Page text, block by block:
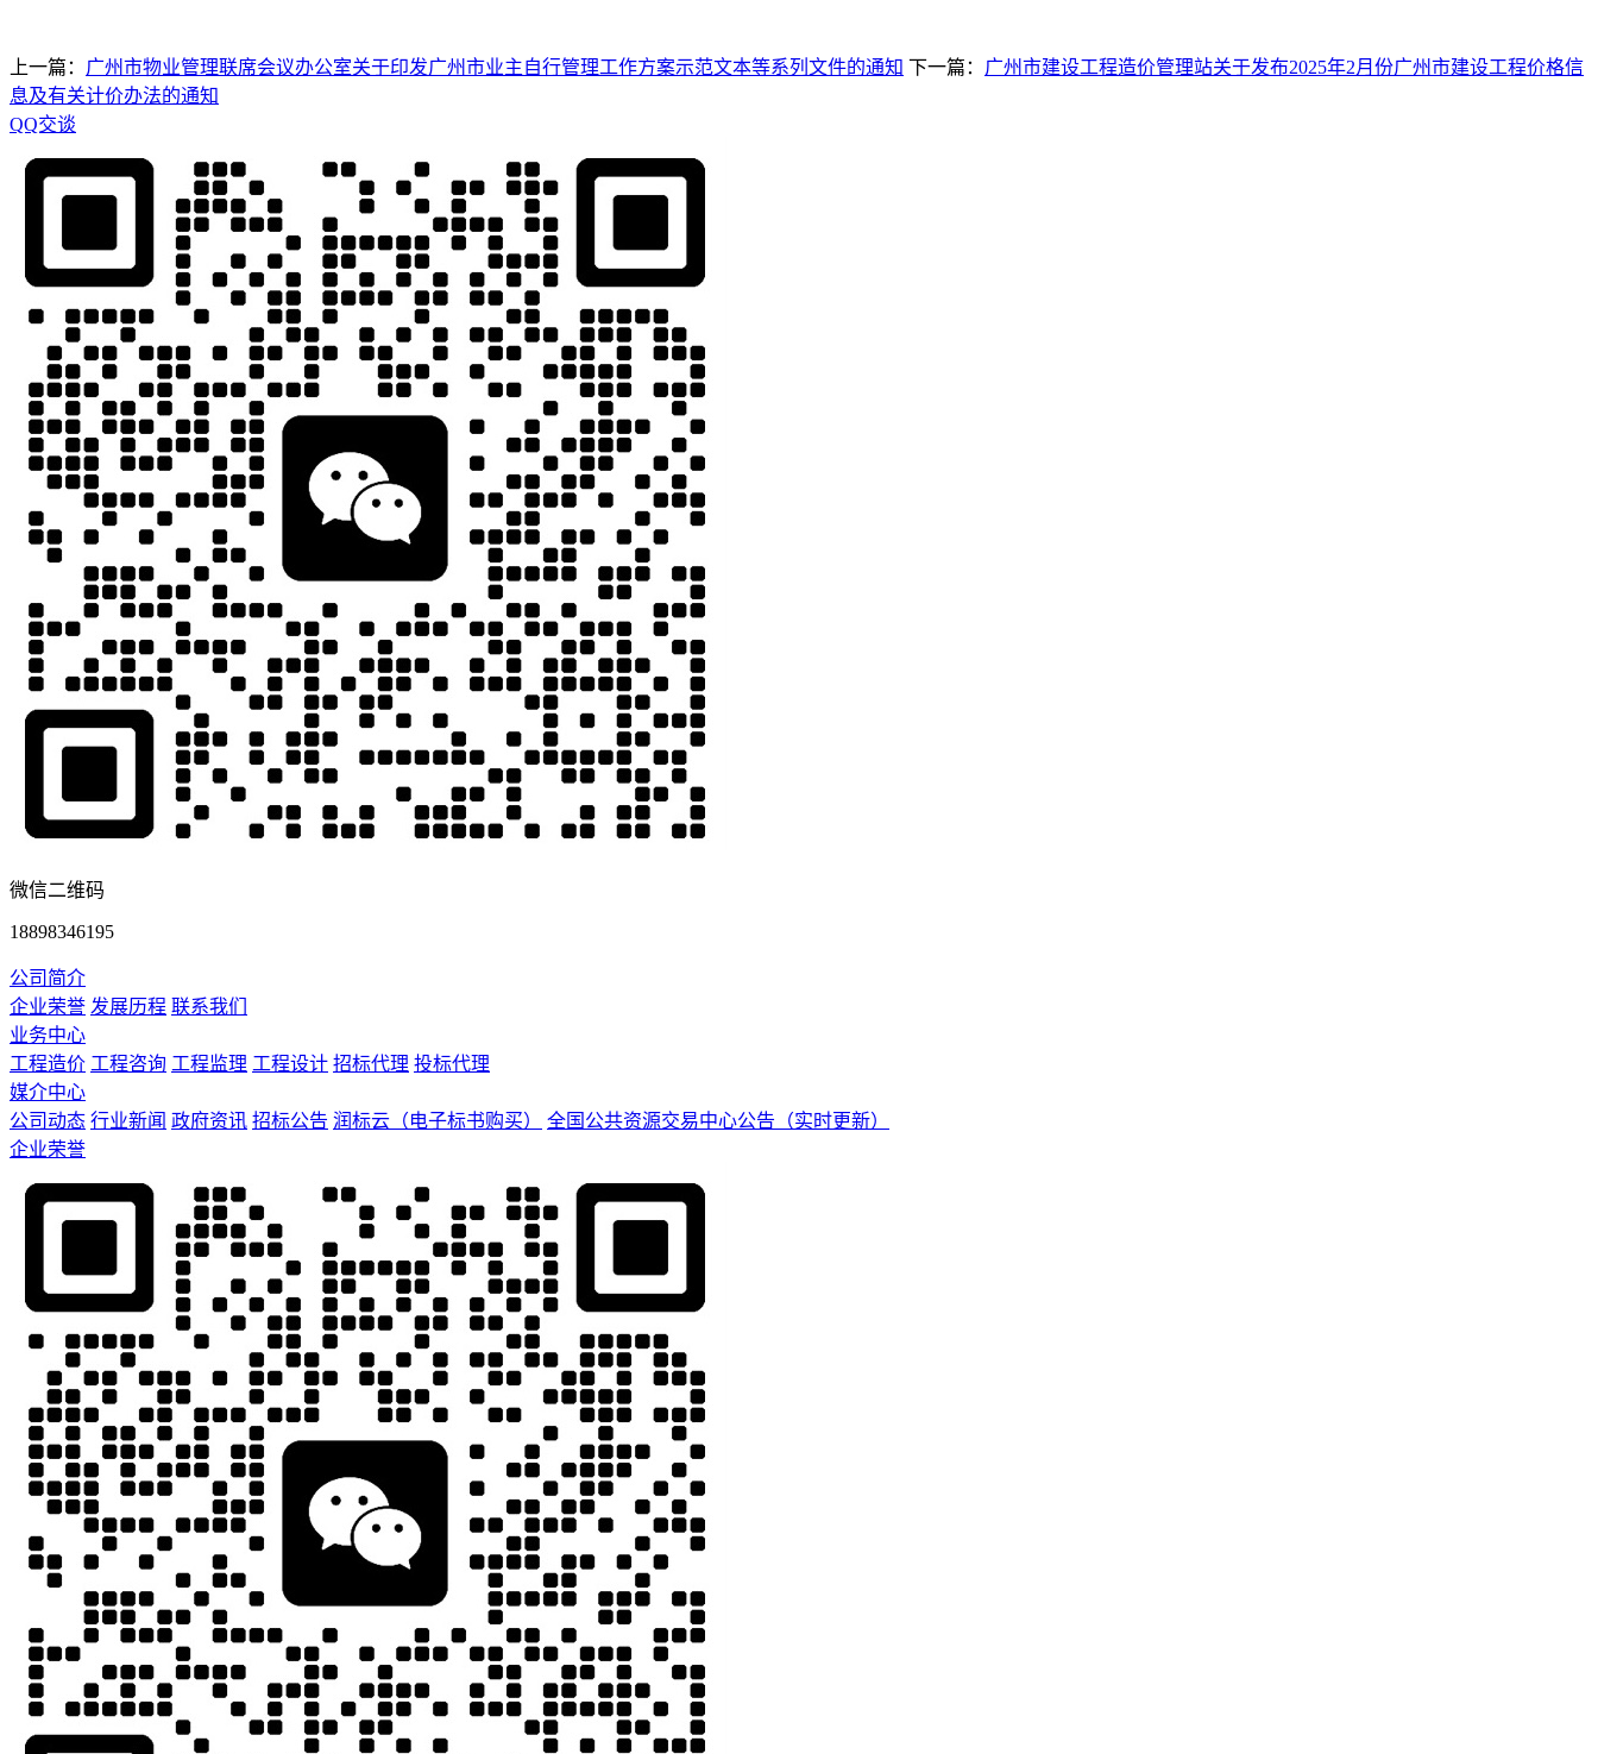
上一篇： 广州市物业管理联席会议办公室关于印发广州市业主自行管理工作方案示范文本等系列文件的通知 下一篇： 广州市建设工程造价管理站关于发布2025年2月份广州市建设工程价格信
息及有关计价办法的通知
QQ交谈
微信二维码
18898346195
公司简介
企业荣誉 发展历程 联系我们
业务中心
工程造价 工程咨询 工程监理 工程设计 招标代理 投标代理
媒介中心
公司动态 行业新闻 政府资讯 招标公告 润标云（电子标书购买）
全国公共资源交易中心公告（实时更新）
企业荣誉